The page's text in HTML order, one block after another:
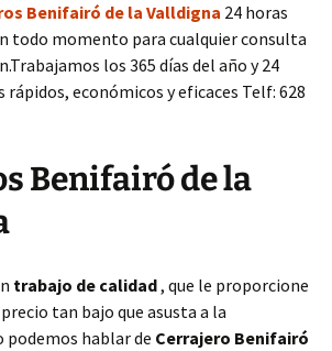
Benifairó de la Valldigna 24 horas
todo momento para cualquier consulta
los 365 días del año y 24
rápidos, económicos y eficaces Telf: 628
Benifairó de la
trabajo de calidad, que le proporcione
tan bajo que asusta a la
hablar de Cerrajero Benifairó